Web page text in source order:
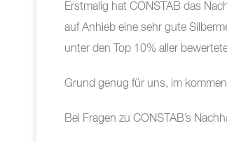
Erstmalig hat CONSTAB das
auf Anhieb eine sehr gute
unter den Top 10% aller
Grund genug für uns, im
Bei Fragen zu CONSTAB’s